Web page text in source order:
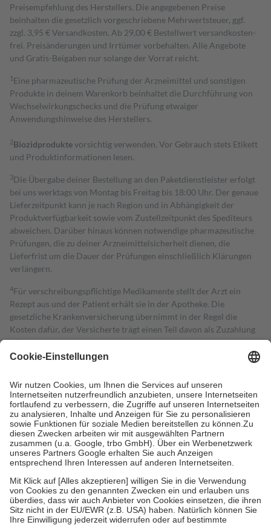
Preisempfehlung des Herstellers. Die angegebenen Preise
beinhalten die gesetzlich vorgeschriebene Mehrwertsteuer, ggf.
zzgl. 3,95 € Versandkosten. Ab 29,00 € Bestell­wert versand­kosten­
frei. Preisänderungen und Irrtümer vorbehalten. Alle Angebote
und Gratis-Beigaben nur solange der Vorrat reicht.
1 Eine pharmazeutische Prüfung der Arzneimittel und sonstigen
Produkte in deinem Warenkorb beinhaltet die Durchführung von
Wechselwirkungschecks und die Prüfung etwaiger
Anwendungshinweise des Herstellers.
2Biozidproduktevorsichtig verwenden. Vor Gebrauch stets Etikett
und Produktinformationen lesen.
3Die Übergabe deiner Bestellung an den Paketdienstleister erfolgt
bei uns werktags von Montag bis Freitag bis 18:00 Uhr. Der genaue
Lieferzeitpunkt kann je nach Region und in Abhängigkeit der
Produktverfügbarkeit sowie vom Zustellzeitpunkt des Spediteurs
abweichen. Darüber hinaus können notwendige pharmazeutische
Prüfungen, die zu deiner Arzneimittelsicherheit dienen, die
Lieferfrist um die Dauer der Prüfungen einschließlich Klärungen
verlängern.
4Für verschreibungspflichtige Medikamente stellt der Arzt ein
Rezept aus und der Patient erhält sie in der Apotheke. Die
gesetzliche Krankenversicherung übernimmt in der Regel die
Kosten dafür, der Versicherte trägt einen Teil davon als Zuzahlung
mit.
Grundsätzlich leisten Mitglieder Zuzahlungen in Höhe von zehn
höchstens zehn Euro.
Es sind jedoch nie mehr als die tatsächlichen
Kosten der Leistung zu entrichten.
Diese Regeln gelten grundsätzlich auch für Online-Apotheken.
Bei Heilmitteln und häuslicher Krankenpflege beträgt die
Zuzahlung zehn Prozent der Kosten sowie zehn Euro je
Verordnung.
Um das Engagement der Versicherten für ihre eigene Gesundheit zu
stärken und die besondere Stellung der Familie zu unterstützen,
fallenkeine Zuzahlungenan bei:
• Kindern und Jugendlichen bis zum vollendeten 18. Lebensjahr
mit Ausnahme der Fahrkosten
• Untersuchungen zur Vorsorge und Früherkennung, die von der